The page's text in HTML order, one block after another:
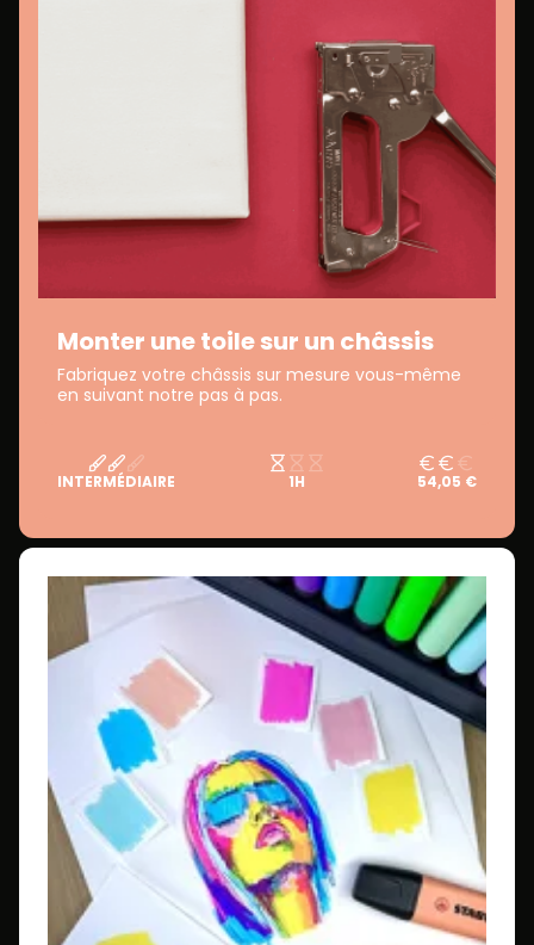
Monter une toile sur un châssis
Fabriquez votre châssis sur mesure vous-même
en suivant notre pas à pas.
INTERMÉDIAIRE 1H 54,05 €